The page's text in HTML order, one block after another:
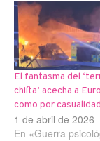
El fantasma del
chiíta’ acecha a
como por casualidad
1 de abril de 2026
En «Guerra